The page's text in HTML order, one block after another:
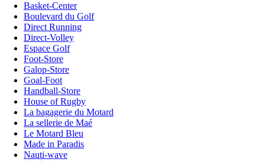
Basket-Center
Boulevard du Golf
Direct Running
Direct-Volley
Espace Golf
Foot-Store
Galop-Store
Goal-Foot
Handball-Store
House of Rugby
La bagagerie du Motard
La sellerie de Maé
Le Motard Bleu
Made in Paradis
Nauti-wave